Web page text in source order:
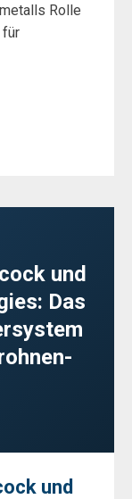
Rolle
für
und
Das
und